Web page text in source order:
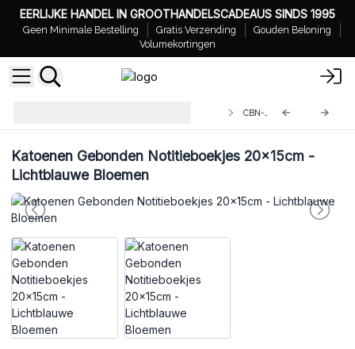
EERLIJKE HANDEL IN GROOTHANDELSCADEAUS SINDS 1995
Geen Minimale Bestelling Gratis Verzending
Gouden Beloning
Volumekortingen
Katoenen Gebonden Notitieboekjes 20x15cm -
Lichtblauwe Bloemen